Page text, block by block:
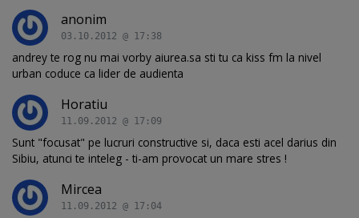
anonim
03.10.2012 @ 17:38
andrey te rog nu mai vorby aiurea.sa sti tu ca kiss fm la nivel
urban coduce ca lider de audienta
Horatiu
11.09.2012 @ 17:09
Sunt "focusat" pe lucruri constructive si, daca esti acel darius din
Sibiu, atunci te inteleg - ti-am provocat un mare stres !
Mircea
11.09.2012 @ 17:04